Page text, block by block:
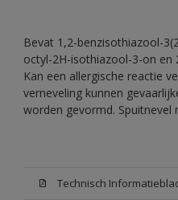
Bevat 1,2-benzisothiazool-
octyl-2H-isothiazool-3-on en
Kan een allergische reactie
verneveling kunnen
worden gevormd. Spuitnevel